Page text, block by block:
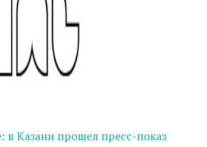
в Казани прошел пресс-показ